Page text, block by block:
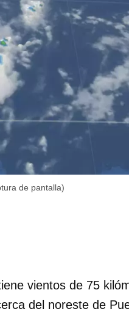
de pantalla)
vientos de 75
del noreste de